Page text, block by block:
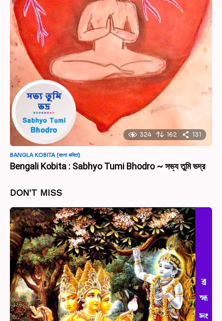
324 162 131
BANGLA KOBITA (বাংলা কবিতা)
Bengali Kobita : Sabhyo Tumi Bhodro ~ সভ্য তুমি ভদ্র
DON'T MISS